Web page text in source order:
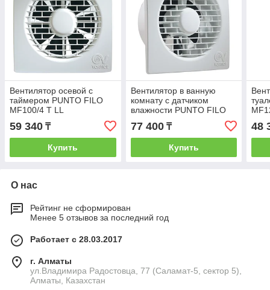
Вентилятор осевой с
таймером PUNTO FILO
MF100/4 T LL
59 340 ₸
Купить
Вентилятор в ванную
комнату с датчиком
влажности PUNTO FILO
77 400₸
Купить
48
О нас
Рейтинг не сформирован
Менее 5 отзывов за последний год
Работает с 28.03.2017
г. Алматы
ул.Владимира Радостовца, 77 (Саламат-5, сектор 5),
Алматы, Казахстан